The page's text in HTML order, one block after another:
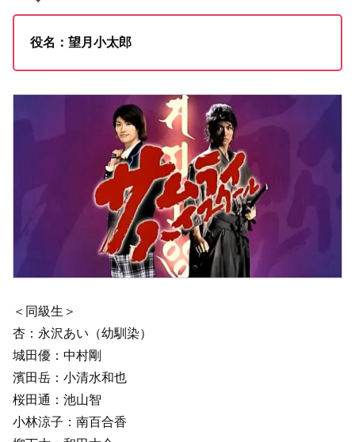
役名：望月小太郎
＜同級生＞
杏：永沢あい（幼馴染）
城田優：中村剛
濱田岳：小清水和也
桜田通：池山智
小林涼子：南百合香